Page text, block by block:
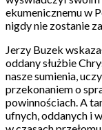
ekumenicznemu w
nigdy nie zostanie
Jerzy Buzek
oddany służbie
nasze sumienia,
przekonaniem o
powinnościach. A
ufnych, oddanych i